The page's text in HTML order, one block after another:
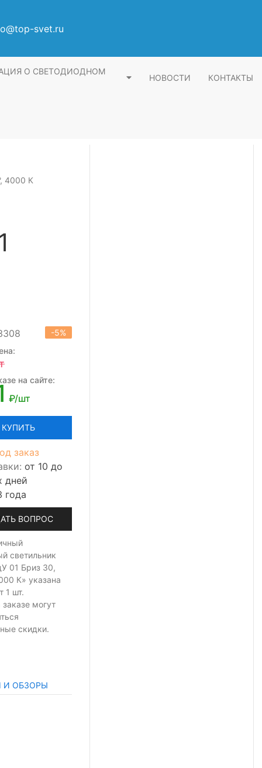
svet.ru
О СВЕТОДИОДНОМ
НОВОСТИ КОНТАКТЫ
4000 К
-5%
на сайте:
₽/шт
КУПИТЬ
заказ
от 10 до
дней
года
ВОПРОС
светильник
01 Бриз 30,
К» указана
1 шт.
могут
скидки.
И ОБЗОРЫ